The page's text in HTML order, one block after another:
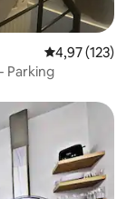
Gemiddelde
4,97 (123)
Parking